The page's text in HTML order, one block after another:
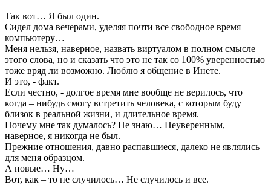
Так вот… Я был один.
Сидел дома вечерами, уделяя почти все свободное время
компьютеру…
Меня нельзя, наверное, назвать виртуалом в полном смысле
этого слова, но и сказать что это не так со 100% уверенностью
тоже вряд ли возможно. Люблю я общение в Инете.
И это, - факт.
Если честно, - долгое время мне вообще не верилось, что
когда – нибудь смогу встретить человека, с которым буду
близок в реальной жизни, и длительное время.
Почему мне так думалось? Не знаю… Неуверенным,
наверное, я никогда не был.
Прежние отношения, давно распавшиеся, далеко не являлись
для меня образцом.
А новые… Ну…
Вот, как – то не случилось… Не случилось и все.